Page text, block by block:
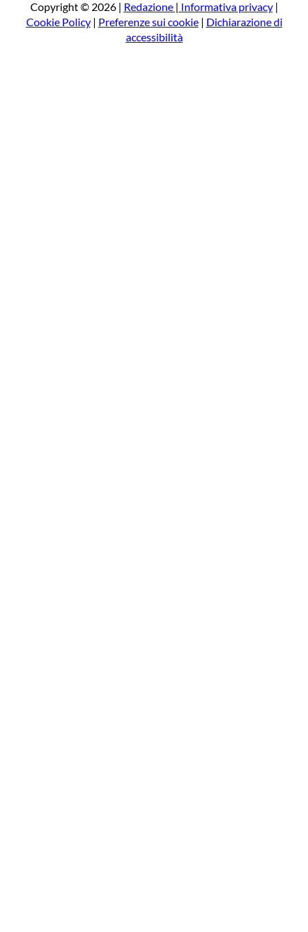
a
Copyright © 2026 | Redazione | Informativa privacy|
Cookie Policy| Preferenze sui cookie| Dichiarazione di
accessibilità